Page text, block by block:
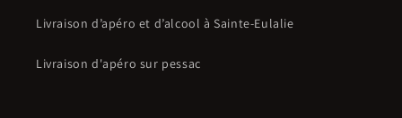
Livraison d’apéro et d’alcool à Sainte-Eulalie
Livraison d'apéro sur pessac